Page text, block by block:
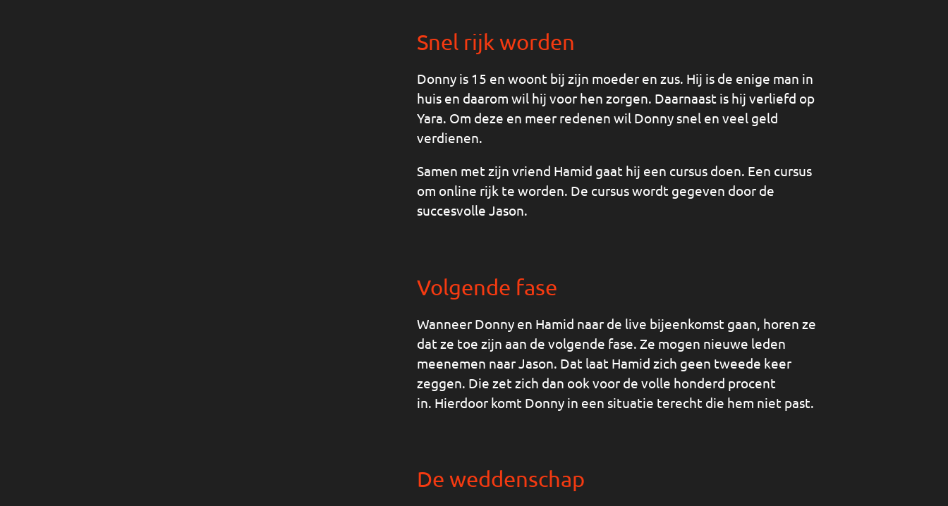
Snel rijk worden
Donny is 15 en woont bij zijn moeder en zus. Hij is de enige man in
huis en daarom wil hij voor hen zorgen. Daarnaast is hij verliefd op
Yara. Om deze en meer redenen wil Donny snel en veel geld
verdienen.
Samen met zijn vriend Hamid gaat hij een cursus doen. Een cursus
om online rijk te worden. De cursus wordt gegeven door de
succesvolle Jason.
Volgende fase
Wanneer Donny en Hamid naar de live bijeenkomst gaan, horen ze
dat ze toe zijn aan de volgende fase. Ze mogen nieuwe leden
meenemen naar Jason. Dat laat Hamid zich geen tweede keer
zeggen. Die zet zich dan ook voor de volle honderd procent
in. Hierdoor komt Donny in een situatie terecht die hem niet past.
De weddenschap